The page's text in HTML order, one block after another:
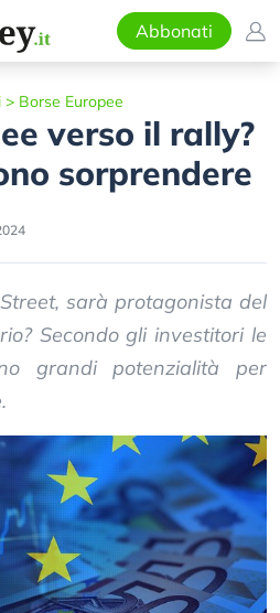
Abbonati
> Borse Europee
verso il rally?
sorprendere
sarà protagonista del
Secondo gli investitori le
grandi potenzialità per